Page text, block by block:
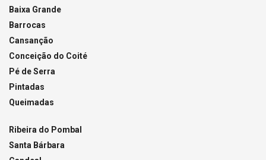
Baixa Grande
Barrocas
Cansanção
Conceição do Coité
Pé de Serra
Pintadas
Queimadas
Ribeira do Pombal
Santa Bárbara